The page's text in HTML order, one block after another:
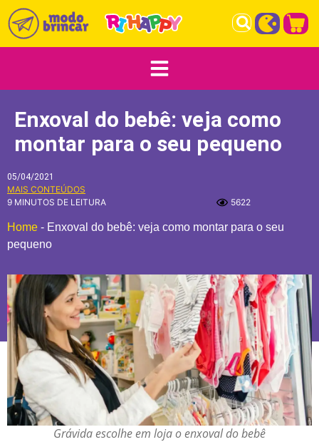
Enxoval do bebê: veja como
montar para o seu pequeno
05/04/2021
MAIS CONTEÚDOS
9 MINUTOS DE LEITURA
5622
Home - Enxoval do bebê: veja como montar para o seu
pequeno
Grávida escolhe em loja o enxoval do bebê